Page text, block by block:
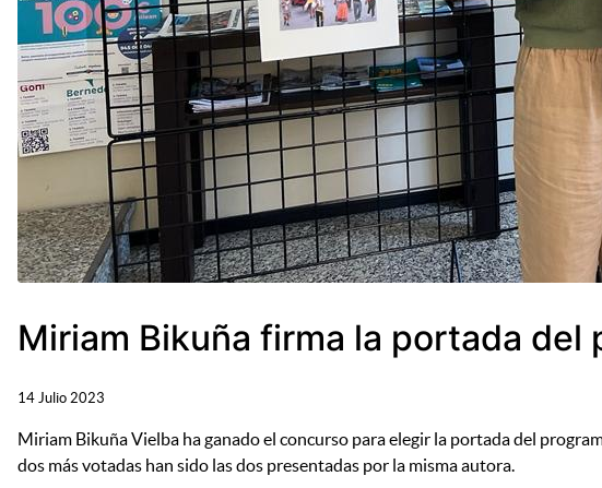
Miriam Bikuña firma la portada del
14 Julio 2023
Miriam Bikuña Vielba ha ganado el concurso para elegir la portada del
dos más votadas han sido las dos presentadas por la misma autora.